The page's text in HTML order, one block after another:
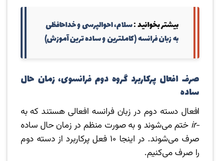
بیشتر بخوانید :سلام، احوالپرسی و خداحافظی
به زبان فرانسه (کاملترین و ساده ترین آموزش)
صرف افعال پرکاربرد گروه دوم فرانسوی، زمان حال
ساده
افعال دسته دوم در زبان فرانسه افعالی هستند که به
-ir ختم می‌شوند و به صورت منظم در زمان حال ساده
صرف می‌شوند. در اینجا ۱۰ فعل پرکاربرد از دسته دوم
را صرف می‌کنیم.